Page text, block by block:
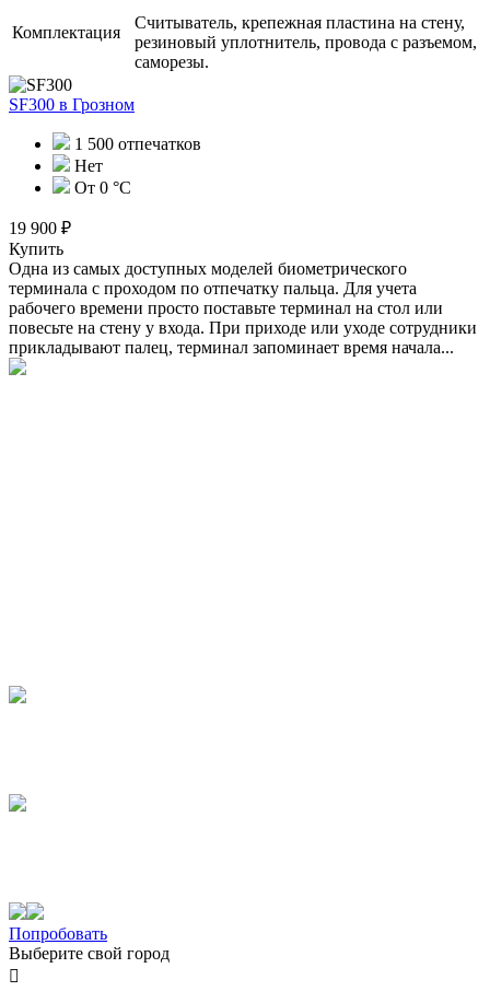
Комплектация
Считыватель, крепежная пластина на стену,
резиновый уплотнитель, провода с разъемом,
саморезы.
SF300 в Грозном
1 500 отпечатков
Нет
От 0 °C
19 900 ₽
Купить
Одна из самых доступных моделей биометрического
терминала с проходом по отпечатку пальца. Для учета
рабочего времени просто поставьте терминал на стол или
повесьте на стену у входа. При приходе или уходе сотрудники
прикладывают палец, терминал запоминает время начала...
Попробовать
Выберите свой город
